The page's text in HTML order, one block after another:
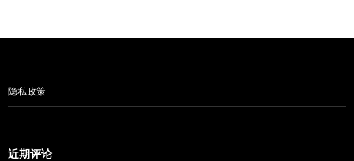
隐私政策
近期评论